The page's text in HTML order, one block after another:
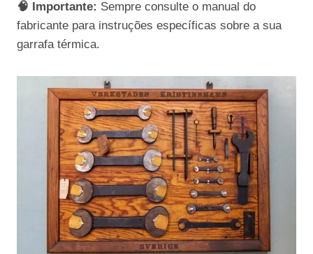
🧠 Importante: Sempre consulte o manual do
fabricante para instruções específicas sobre a sua
garrafa térmica.